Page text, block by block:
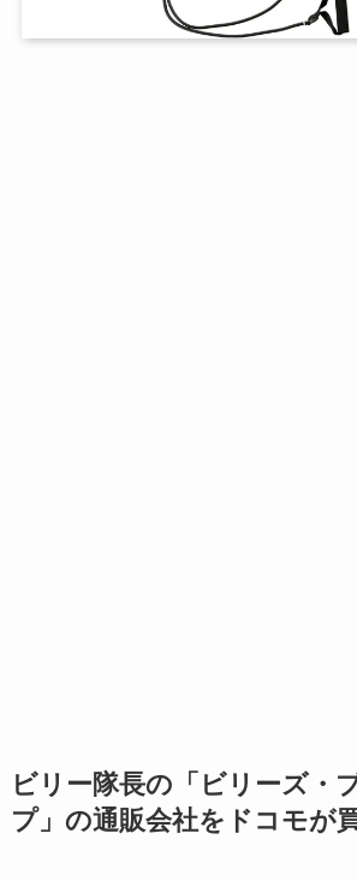
ビリー隊長の「ビリーズ・
プ」の通販会社をドコモが